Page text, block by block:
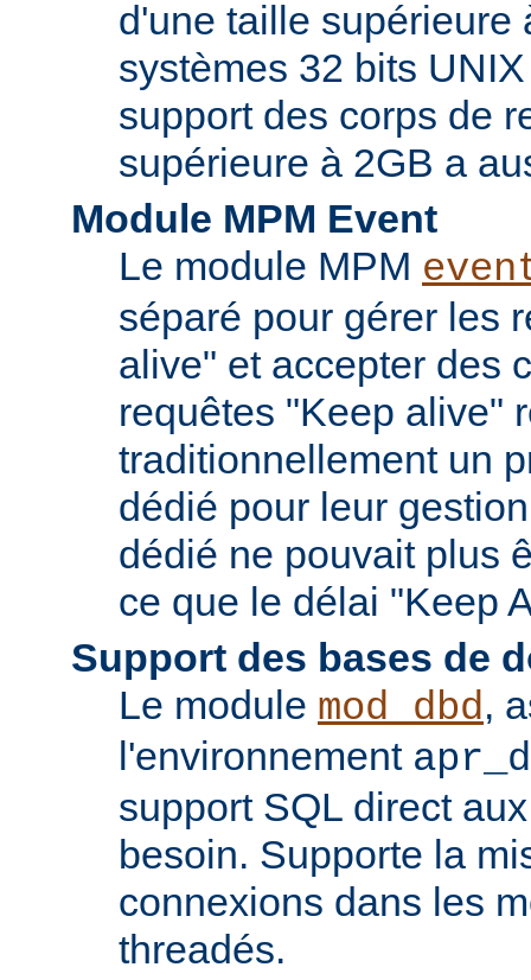
d'une taille supérieure
systèmes 32 bits
support des corps de
supérieure à 2GB a
Module MPM Event
Le module MPM
séparé pour gérer les
alive" et accepter des
requêtes "Keep alive"
traditionnellement un
dédié pour leur
dédié ne pouvait plus
ce que le délai "Keep
Support des bases de
Le module mod_dbd,
l'environnement
support SQL direct
besoin. Supporte la
connexions dans les
threadés.